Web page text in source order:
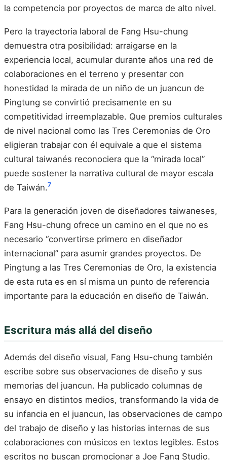
la competencia por proyectos de marca de alto nivel.
Pero la trayectoria laboral de Fang Hsu-chung
demuestra otra posibilidad: arraigarse en la
experiencia local, acumular durante años una red de
colaboraciones en el terreno y presentar con
honestidad la mirada de un niño de un juancun de
Pingtung se convirtió precisamente en su
competitividad irreemplazable. Que premios culturales
de nivel nacional como las Tres Ceremonias de Oro
eligieran trabajar con él equivale a que el sistema
cultural taiwanés reconociera que la “mirada local”
puede sostener la narrativa cultural de mayor escala
de Taiwán.7
Para la generación joven de diseñadores taiwaneses,
Fang Hsu-chung ofrece un camino en el que no es
necesario “convertirse primero en diseñador
internacional” para asumir grandes proyectos. De
Pingtung a las Tres Ceremonias de Oro, la existencia
de esta ruta es en sí misma un punto de referencia
importante para la educación en diseño de Taiwán.
Escritura más allá del diseño
Además del diseño visual, Fang Hsu-chung también
escribe sobre sus observaciones de diseño y sus
memorias del juancun. Ha publicado columnas de
ensayo en distintos medios, transformando la vida de
su infancia en el juancun, las observaciones de campo
del trabajo de diseño y las historias internas de sus
colaboraciones con músicos en textos legibles. Estos
escritos no buscan promocionar a Joe Fang Studio.